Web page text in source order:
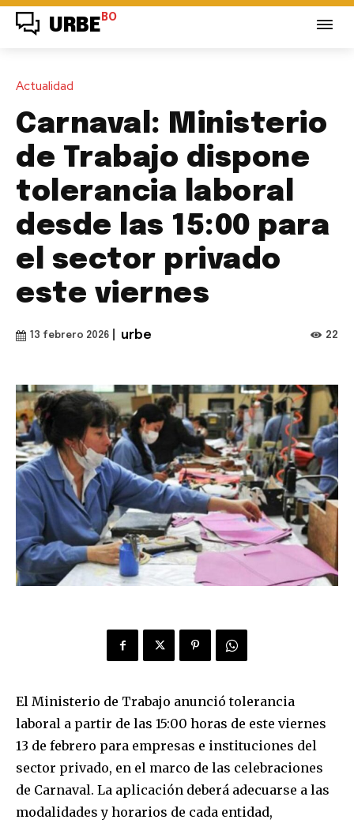
URBE BO
Actualidad
Carnaval: Ministerio
de Trabajo dispone
tolerancia laboral
desde las 15:00 para
el sector privado
este viernes
13 febrero 2026 urbe 22
El Ministerio de Trabajo anunció tolerancia
laboral a partir de las 15:00 horas de este viernes
13 de febrero para empresas e instituciones del
sector privado, en el marco de las celebraciones
de Carnaval. La aplicación deberá adecuarse a las
modalidades y horarios de cada entidad,